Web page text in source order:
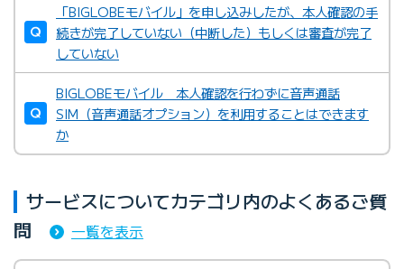
「BIGLOBEモバイル」を申し込みしたが、本人確認の手
続きが完了していない（中断した）もしくは審査が完了
していない
BIGLOBEモバイル 本人確認を行わずに音声通話
SIM（音声通話オプション）を利用することはできます
か
サービスについてカテゴリ内のよくあるご質
問
一覧を表示